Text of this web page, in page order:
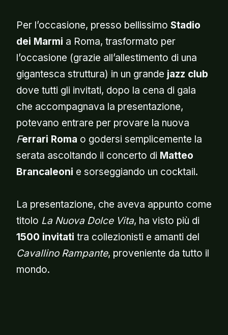
Per l’occasione, presso bellissimo Stadio
dei Marmi a Roma, trasformato per
l’occasione (grazie all’allestimento di una
gigantesca struttura) in un grande jazz club
dove tutti gli invitati, dopo la cena di gala
che accompagnava la presentazione,
potevano entrare per provare la nuova
Ferrari Roma o godersi semplicemente la
serata ascoltando il concerto di Matteo
Brancaleoni e sorseggiando un cocktail.
La presentazione, che aveva appunto come
titolo La Nuova Dolce Vita, ha visto più di
1500 invitati tra collezionisti e amanti del
Cavallino Rampante, proveniente da tutto il
mondo.